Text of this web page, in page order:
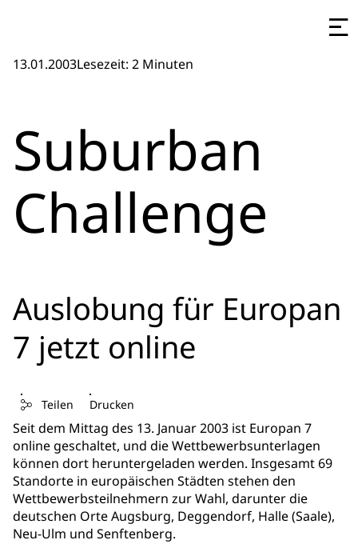
13.01.2003Lesezeit: 2 Minuten
Suburban
Challenge
Auslobung für Europan
7 jetzt online
Teilen Drucken
Seit dem Mittag des 13. Januar 2003 ist Europan 7
online geschaltet, und die Wettbewerbsunterlagen
können dort heruntergeladen werden. Insgesamt 69
Standorte in europäischen Städten stehen den
Wettbewerbsteilnehmern zur Wahl, darunter die
deutschen Orte Augsburg, Deggendorf, Halle (Saale),
Neu-Ulm und Senftenberg.